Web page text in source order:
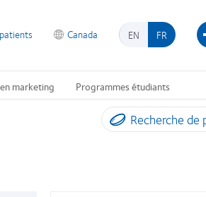
EN FR
Canada
marketing Programmes étudiants
Recherche de